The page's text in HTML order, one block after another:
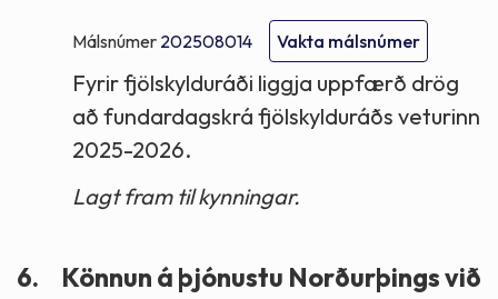
Málsnúmer 202508014 Vakta málsnúmer
Fyrir fjölskylduráði liggja uppfærð drög
að fundardagskrá fjölskylduráðs veturinn
2025-2026.
Lagt fram til kynningar.
6.
Könnun á þjónustu Norðurþings við